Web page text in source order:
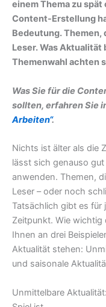
einem Thema zu spät
Content-Erstellung
Bedeutung. Themen,
Leser. Was
Themenwahl achten
Was Sie für die
sollten, erfahren Sie
Arbeiten“.
Nichts ist älter als die
lässt sich genauso
anwenden. Themen,
Leser – oder noch
Tatsächlich gibt es für
Zeitpunkt. Wie wichtig
Ihnen an drei
Aktualität stehen:
und saisonale
Unmittelbare